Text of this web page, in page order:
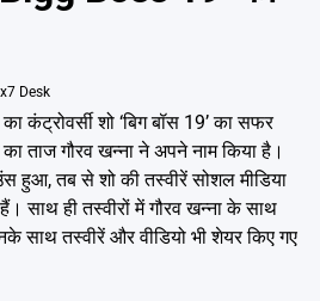
Desk
कंट्रोवर्सी शो ‘बिग बॉस 19’ का सफर
ताज गौरव खन्ना ने अपने नाम किया है।
हुआ, तब से शो की तस्वीरें सोशल मीडिया
हैं। साथ ही तस्वीरों में गौरव खन्ना के साथ
साथ तस्वीरें और वीडियो भी शेयर किए गए